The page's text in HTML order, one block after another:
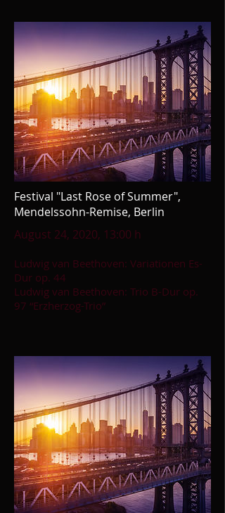
Festival "Last Rose of Summer",
Mendelssohn-Remise, Berlin
August 24, 2020, 13:00 h
Ludwig van Beethoven: Variationen Es-
Dur op. 44
Ludwig van Beethoven: Trio B-Dur op.
97 “Erzherzog-Trio”